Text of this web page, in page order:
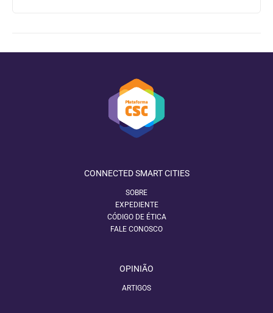
CONNECTED SMART CITIES
SOBRE
EXPEDIENTE
CÓDIGO DE ÉTICA
FALE CONOSCO
OPINIÃO
ARTIGOS